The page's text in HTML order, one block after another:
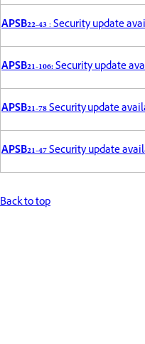
APSB22-43: Security update
APSB21-106:Security update
APSB21-78Security update
APSB21-47Security update
Back to top